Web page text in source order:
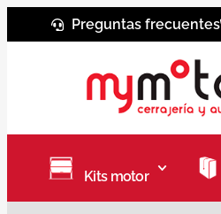
Preguntas frecuentes
Kits motor